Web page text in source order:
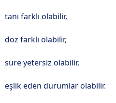
tanı farklı olabilir,
doz farklı olabilir,
süre yetersiz olabilir,
eşlik eden durumlar olabilir.